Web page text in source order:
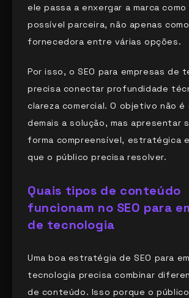
ele passa a enxergar a marca como
possível parceira, não apenas como
fornecedora entre várias opções.
Por isso, o SEO para empresas de
precisa conectar profundidade
clareza comercial. O objetivo não é
demais a solução, mas apresentar
forma compreensível, estratégica
que o público precisa resolver.
Quais tipos de conteúdo
funcionam no SEO para
de tecnologia
Uma boa estratégia de SEO para
tecnologia precisa combinar
de conteúdo. Isso porque o